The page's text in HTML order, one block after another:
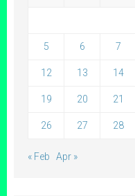
5 6 7
12 13 14
19 20 21
26 27 28
« Feb Apr »